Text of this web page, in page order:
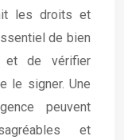
les droits et
de bien
et de vérifier
le signer. Une
peuvent
et